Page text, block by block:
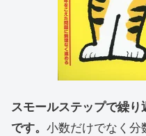
スモールステップで繰
です。 小数だけでなく分